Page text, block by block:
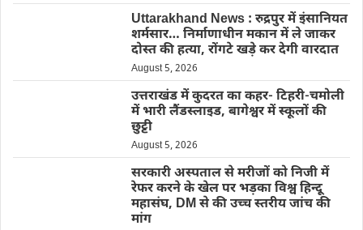
Uttarakhand News : रुद्रपुर में इंसानियत
शर्मसार… निर्माणाधीन मकान में ले जाकर
दोस्त की हत्या, रोंगटे खड़े कर देगी वारदात
August 5, 2026
उत्तराखंड में कुदरत का कहर- टिहरी-चमोली
में भारी लैंडस्लाइड, बागेश्वर में स्कूलों की
छुट्टी
August 5, 2026
सरकारी अस्पताल से मरीजों को निजी में
रेफर करने के खेल पर भड़का विश्व हिन्दू
महासंघ, DM से की उच्च स्तरीय जांच की
मांग